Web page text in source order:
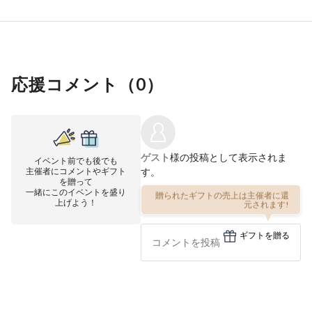
応援コメント（0）
イベント前でも後でも
主催者にコメントやギフト
を贈って
一緒にこのイベントを盛り
上げよう！
ゲスト様の投稿として表示されま
す。
贈られたギフトの売上は主催者に還
元されます!
ギフトを贈る